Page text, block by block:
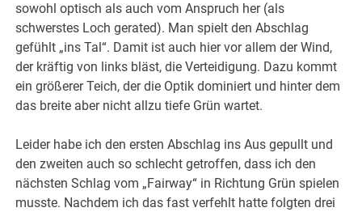
sowohl optisch als auch vom Anspruch her (als
schwerstes Loch gerated). Man spielt den Abschlag
gefühlt „ins Tal“. Damit ist auch hier vor allem der Wind,
der kräftig von links bläst, die Verteidigung. Dazu kommt
ein größerer Teich, der die Optik dominiert und hinter dem
das breite aber nicht allzu tiefe Grün wartet.
Leider habe ich den ersten Abschlag ins Aus gepullt und
den zweiten auch so schlecht getroffen, dass ich den
nächsten Schlag vom „Fairway“ in Richtung Grün spielen
musste. Nachdem ich das fast verfehlt hatte folgten drei